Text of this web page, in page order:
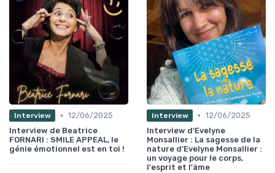
Interview • 12/06/2025
Interview de Beatrice
FORNARI : SMILE APPEAL, le
génie émotionnel est en toi !
Interview • 12/06/2025
Interview d'Evelyne
Monsallier : La sagesse de la
nature d'Evelyne Monsallier :
un voyage pour le corps,
l'esprit et l'âme